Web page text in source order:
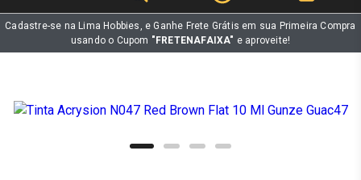
Cadastre-se na Lima Hobbies, e Ganhe Frete Grátis em sua Primeira Compra
usando o Cupom "FRETENAFAIXA" e aproveite!